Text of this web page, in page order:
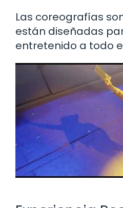
Las coreografías
están diseñadas
entretenido a todo